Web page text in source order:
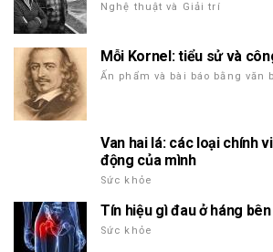
Nghệ thuật và Giải trí
Mỗi Kornel: tiểu sử và
Ấn phẩm và bài báo bằng văn
Van hai lá: các loại chính
động của mình
Sức khỏe
Tín hiệu gì đau ở háng
Sức khỏe